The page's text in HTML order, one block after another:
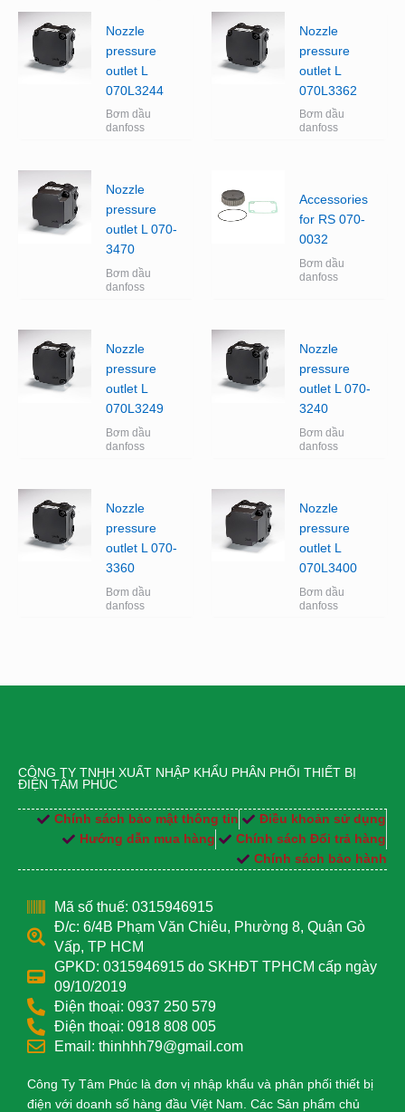
Nozzle
pressure
outlet L
070L3244
Bơm dầu
danfoss
Nozzle
pressure
outlet L
070L3362
Bơm dầu
danfoss
Nozzle
pressure
outlet L 070-
3470
Bơm dầu
danfoss
Accessories
for RS 070-
0032
Bơm dầu
danfoss
Nozzle
pressure
outlet L
070L3249
Bơm dầu
danfoss
Nozzle
pressure
outlet L 070-
3240
Bơm dầu
danfoss
Nozzle
pressure
outlet L 070-
3360
Bơm dầu
danfoss
Nozzle
pressure
outlet L
070L3400
Bơm dầu
danfoss
CÔNG TY TNHH XUẤT NHẬP KHẨU PHÂN PHỐI THIẾT BỊ
ĐIỆN TÂM PHÚC
Chính sách bảo mật thông tin
Điều khoản sử dụng
Hướng dẫn mua hàng
Chính sách Đổi trả hàng
Chính sách bảo hành
Mã số thuế: 0315946915
Đ/c: 6/4B Phạm Văn Chiêu, Phường 8, Quận Gò
Vấp, TP HCM
GPKD: 0315946915 do SKHĐT TPHCM cấp ngày
09/10/2019
Điện thoại: 0937 250 579
Điện thoại: 0918 808 005
Email: thinhhh79@gmail.com
Công Ty Tâm Phúc là đơn vị nhập khẩu và phân phối thiết bị
điện với doanh số hàng đầu Việt Nam. Các Sản phẩm chủ